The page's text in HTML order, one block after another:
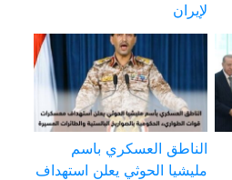
لإيران
الناطق العسكري باسم
مليشيا الحوثي يعلن استهداف